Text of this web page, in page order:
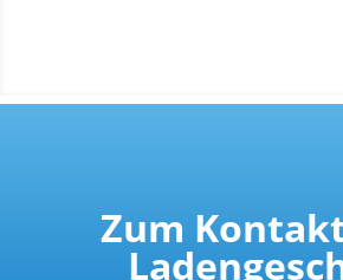
Zum